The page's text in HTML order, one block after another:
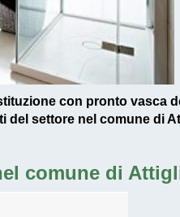
con pronto vasca
del settore nel comune di
comune di